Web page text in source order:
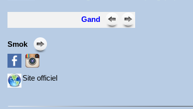
Gand
Smok
Site officiel